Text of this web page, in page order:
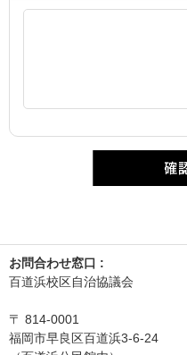
お問合わせ窓口 :
百道浜校区自治協議会
〒 814-0001
福岡市早良区百道浜3-6-24